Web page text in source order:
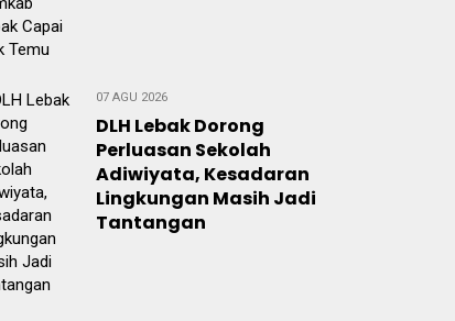
07 AGU 2026
DLH Lebak Dorong
Perluasan Sekolah
Adiwiyata, Kesadaran
Lingkungan Masih Jadi
Tantangan